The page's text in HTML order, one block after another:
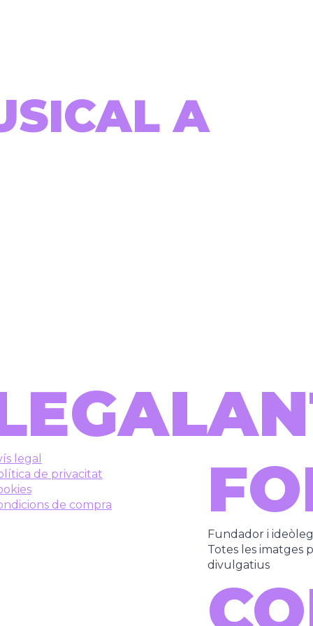
A
legal
de privacitat
de compra
Fundador i ideòleg
Totes les imatges
divulgatius